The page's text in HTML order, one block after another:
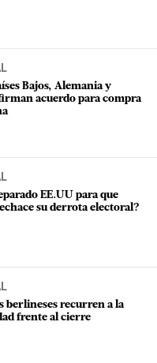
Bajos, Alemania y
acuerdo para compra
EE.UU para que
su derrota electoral?
berlineses recurren a la
frente al cierre